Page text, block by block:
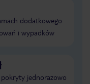
dodatkowego
i wypadków
pokryty jednorazowo